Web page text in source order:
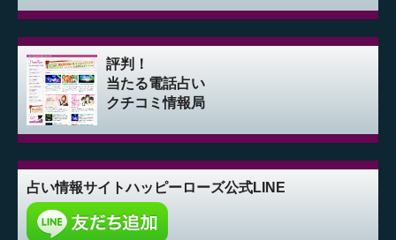
評判！
当たる電話占い
クチコミ情報局
占い情報サイトハッピーローズ公式LINE